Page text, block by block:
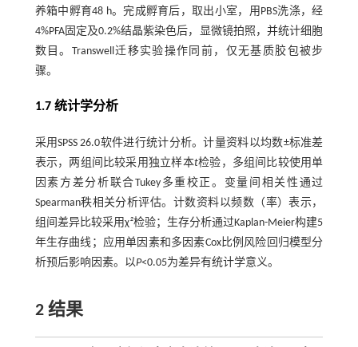
养箱中孵育48 h。完成孵育后，取出小室，用PBS洗涤，经
4%PFA固定及0.2%结晶紫染色后，显微镜拍照，并统计细胞
数目。Transwell迁移实验操作同前，仅无基质胶包被步
骤。
1.7 统计学分析
采用SPSS 26.0软件进行统计分析。计量资料以均数±标准差
表示，两组间比较采用独立样本t检验，多组间比较使用单
因素方差分析联合Tukey多重校正。变量间相关性通过
Spearman秩相关分析评估。计数资料以频数（率）表示，
组间差异比较采用χ²检验；生存分析通过Kaplan-Meier构建5
年生存曲线；应用单因素和多因素Cox比例风险回归模型分
析预后影响因素。以P<0.05为差异有统计学意义。
2 结果